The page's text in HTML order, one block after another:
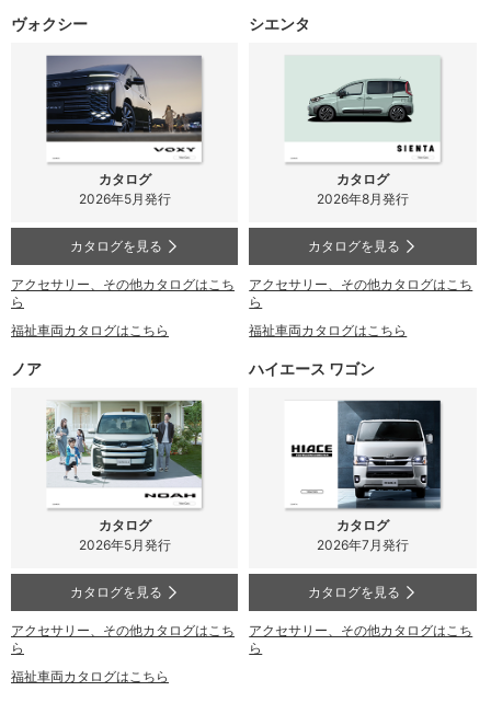
ヴォクシー
カタログ
2026年5月発行
カタログを見る
アクセサリー、その他カタログはこち
ら
福祉車両カタログはこちら
シエンタ
カタログ
2026年8月発行
カタログを見る
アクセサリー、その他カタログはこち
ら
福祉車両カタログはこちら
ノア
カタログ
2026年5月発行
カタログを見る
アクセサリー、その他カタログはこち
ら
福祉車両カタログはこちら
ハイエース ワゴン
カタログ
2026年7月発行
カタログを見る
アクセサリー、その他カタログはこち
ら